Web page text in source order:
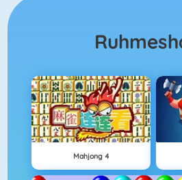
Mahjong 4